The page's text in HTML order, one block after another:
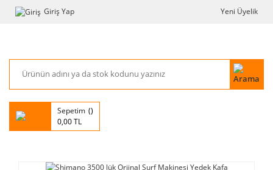
Giriş Yap Yeni Üyelik
Sepetim
0,00 TL